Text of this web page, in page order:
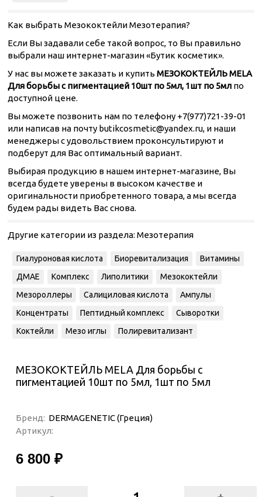
Как выбрать Мезококтейли Мезотерапия?
Если Вы задавали себе такой вопрос, то Вы правильно
выбрали наш интернет-магазин «Бутик косметик».
У нас вы можете заказать и купить МЕЗОКОКТЕЙЛЬ MELA
Для борьбы с пигментацией 10шт по 5мл, 1шт по 5мл по
доступной цене.
Вы можете позвонить нам по телефону +7(977)721-39-01
или написав на почту butikcosmetic@yandex.ru, и наши
менеджеры с удовольствием проконсультируют и
подберут для Вас оптимальный вариант.
Выбирая продукцию в нашем интернет-магазине, Вы
всегда будете уверены в высоком качестве и
оригинальности приобретенного товара, а мы всегда
будем рады видеть Вас снова.
Другие категории из раздела: Мезотерапия
Гиалуроновая кислота Биоревитализация
Витамины
ДМАЕ
Комплекс Липолитики
Мезококтейли
Мезороллеры
Салициловая кислота
Ампулы
Концентраты
Пептидный комплекс
Сыворотки
Коктейли
Мезо иглы Полиревитализант
МЕЗОКОКТЕЙЛЬ MELA Для борьбы с
пигментацией 10шт по 5мл, 1шт по 5мл
Бренд: DERMAGENETIC (Греция)
Артикул:
6 800 ₽